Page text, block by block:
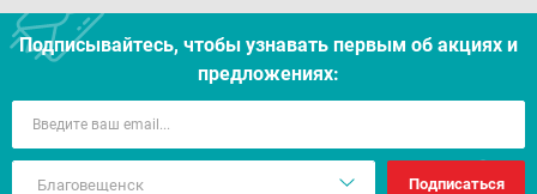
Подписывайтесь, чтобы узнавать первым об акцияx и
предложениях:
Подписаться